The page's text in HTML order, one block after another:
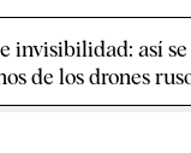
invisibilidad: así
de los drones